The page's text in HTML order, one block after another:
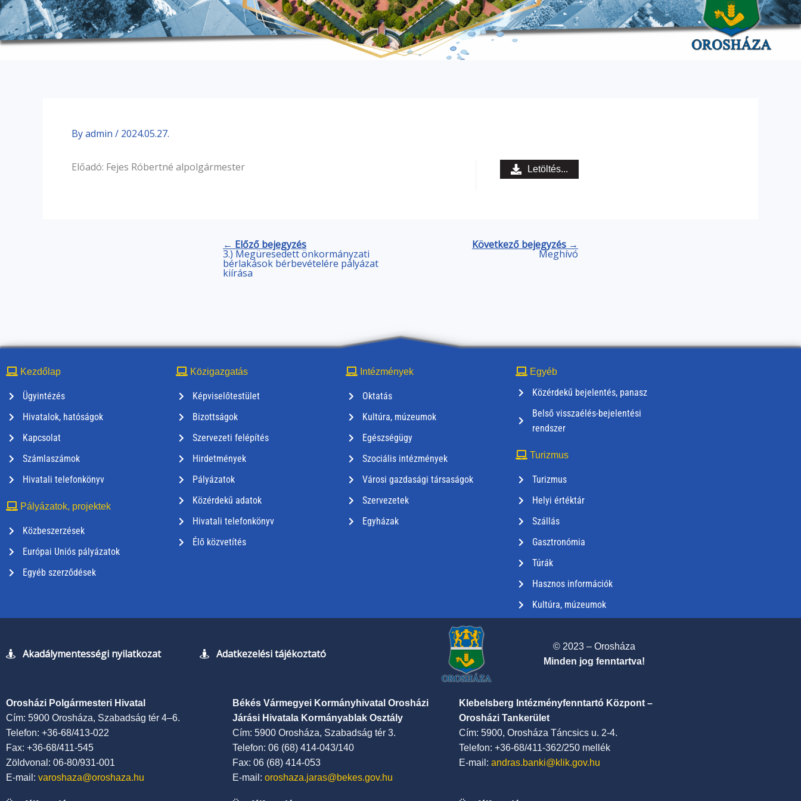
Byadmin / 2024.05.27.
Előadó: Fejes Róbertné alpolgármester Letöltés...
← Előző bejegyzés
3.) Megüresedett önkormányzati
bérlakások bérbevételére pályázat
kiírása
Következő bejegyzés →
Meghívó
Kezdőlap
Ügyintézés
Hivatalok, hatóságok
Kapcsolat
Számlaszámok
Hivatali telefonkönyv
Pályázatok, projektek
Közbeszerzések
Európai Uniós pályázatok
Egyéb szerződések
Közigazgatás
Képviselőtestület
Bizottságok
Szervezeti felépítés
Hirdetmények
Pályázatok
Közérdekű adatok
Hivatali telefonkönyv
Élő közvetítés
Intézmények
Oktatás
Kultúra, múzeumok
Egészségügy
Szociális intézmények
Városi gazdasági társaságok
Szervezetek
Egyházak
Egyéb
Közérdekű bejelentés, panasz
Belső visszaélés-bejelentési
rendszer
Turizmus
Turizmus
Helyi értéktár
Szállás
Gasztronómia
Túrák
Hasznos információk
Kultúra, múzeumok
Akadálymentességi nyilatkozat Adatkezelési tájékoztató
© 2023 – Orosháza
Minden jog fenntartva!
Orosházi Polgármesteri Hivatal
Cím: 5900 Orosháza, Szabadság tér 4–6.
Telefon: +36-68/413-022
Fax: +36-68/411-545
Zöldvonal: 06-80/931-001
E-mail: varoshaza@oroshaza.hu
Békés Vármegyei Kormányhivatal Orosházi
Járási Hivatala Kormányablak Osztály
Cím: 5900 Orosháza, Szabadság tér 3.
Telefon: 06 (68) 414-043/140
Fax: 06 (68) 414-053
E-mail: oroshaza.jaras@bekes.gov.hu
Klebelsberg Intézményfenntartó Központ –
Orosházi Tankerület
Cím: 5900, Orosháza Táncsics u. 2-4.
Telefon: +36-68/411-362/250 mellék
E-mail: andras.banki@klik.gov.hu